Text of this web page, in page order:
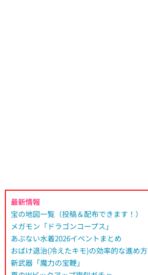
最新情報
宝の地図一覧（投稿＆配布できます！）
メガモン「ドラゴンコープス」
あぶない水着2026イベントまとめ
おばけ退治(冷えたキモ)の効率的な進め方
新武器「魔力の宝鞭」